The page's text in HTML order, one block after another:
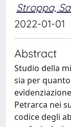
Stroppa,
2022-01-01
Abstract
Studio della
sia per
Petrarca nei
codice degli